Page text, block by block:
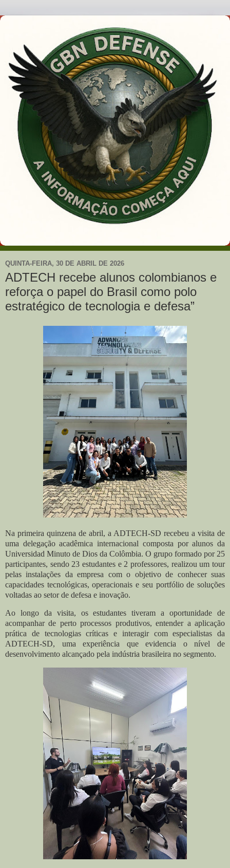
QUINTA-FEIRA, 30 DE ABRIL DE 2026
ADTECH recebe alunos colombianos e
reforça o papel do Brasil como polo
estratégico de tecnologia e defesa”
Na primeira quinzena de abril, a ADTECH-SD recebeu a visita de
uma delegação acadêmica internacional composta por alunos da
Universidad Minuto de Dios da Colômbia. O grupo formado por 25
participantes, sendo 23 estudantes e 2 professores, realizou um tour
pelas instalações da empresa com o objetivo de conhecer suas
capacidades tecnológicas, operacionais e seu portfólio de soluções
voltadas ao setor de defesa e inovação.
Ao longo da visita, os estudantes tiveram a oportunidade de
acompanhar de perto processos produtivos, entender a aplicação
prática de tecnologias críticas e interagir com especialistas da
ADTECH-SD, uma experiência que evidencia o nível de
desenvolvimento alcançado pela indústria brasileira no segmento.